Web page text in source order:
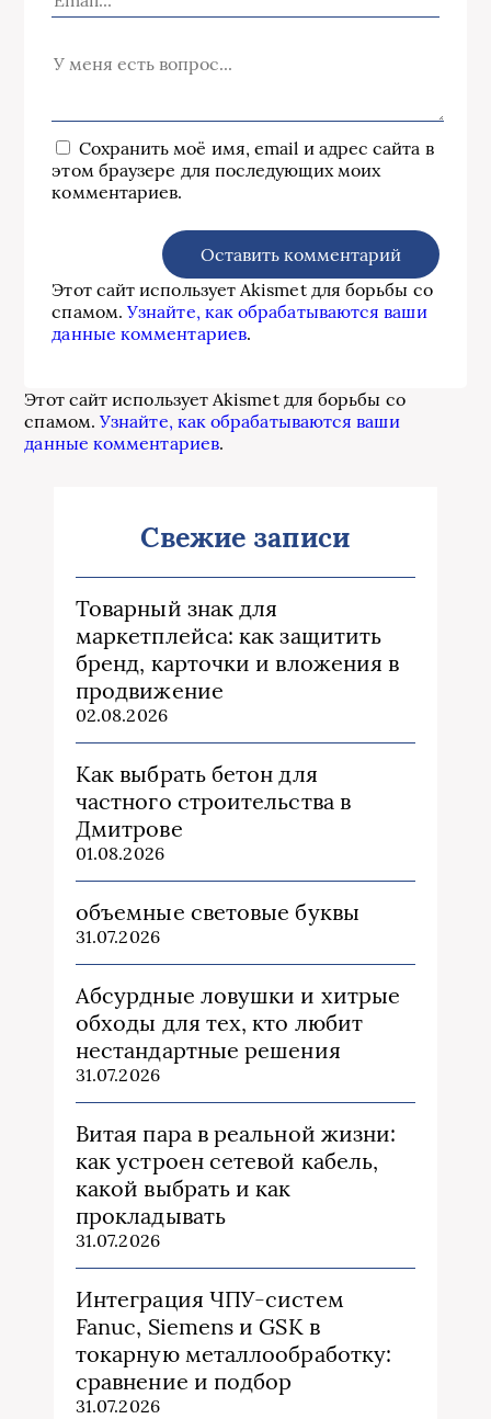
Сохранить моё имя, email и адрес сайта в
этом браузере для последующих моих
комментариев.
Этот сайт использует Akismet для борьбы со
спамом.Узнайте, как обрабатываются ваши
данные комментариев.
Этот сайт использует Akismet для борьбы со
спамом.Узнайте, как обрабатываются ваши
данные комментариев.
Свежие записи
Товарный знак для
маркетплейса: как защитить
бренд, карточки и вложения в
продвижение
02.08.2026
Как выбрать бетон для
частного строительства в
Дмитрове
01.08.2026
объемные световые буквы
31.07.2026
Абсурдные ловушки и хитрые
обходы для тех, кто любит
нестандартные решения
31.07.2026
Витая пара в реальной жизни:
как устроен сетевой кабель,
какой выбрать и как
прокладывать
31.07.2026
Интеграция ЧПУ-систем
Fanuc, Siemens и GSK в
токарную металлообработку:
сравнение и подбор
31.07.2026